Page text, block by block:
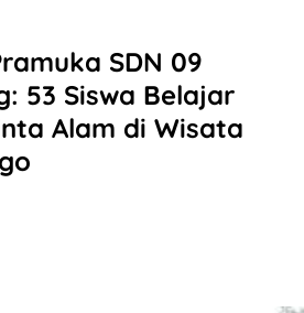
SDN 09
53 Siswa Belajar
Alam di Wisata